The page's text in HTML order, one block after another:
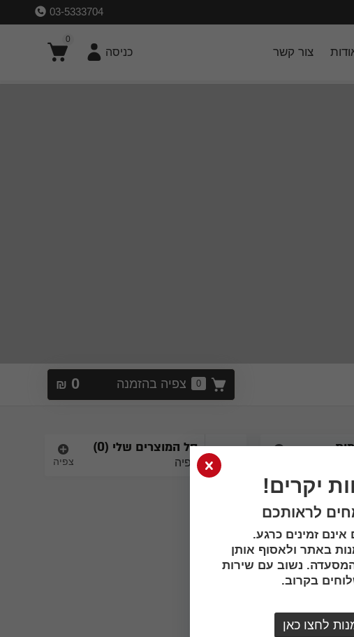
03-5333704
צור קשר
0
כניסה
0 צפיה בהזמנה 0
₪
סל המוצרים שלי (0
)
צפיה צפיה
יקרים!
לראותכם
זמינים כרגע.
באתר ולאסוף אותן
נשוב עם שירות
בקרוב.
לחצו כאן